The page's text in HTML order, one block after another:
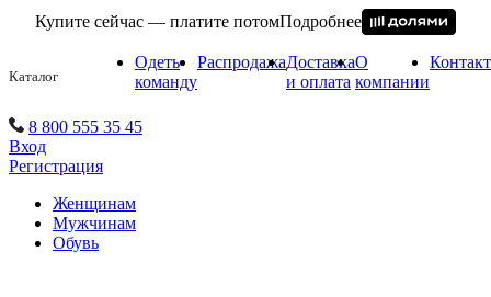
Купите сейчас — платите потомПодробнее
Каталог
Одеть
команду
РаспродажаДоставка
и оплата
О
компании
8 800 555 35 45
Вход
Регистрация
Женщинам
Мужчинам
Обувь